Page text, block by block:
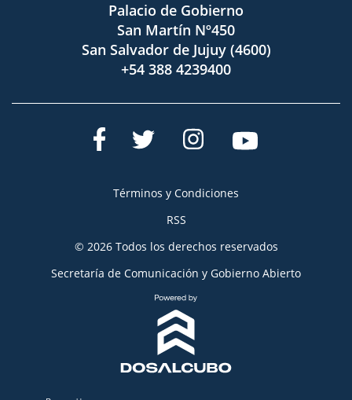
Palacio de Gobierno
San Martín Nº450
San Salvador de Jujuy (4600)
+54 388 4239400
Términos y Condiciones
RSS
© 2026 Todos los derechos reservados
Secretaría de Comunicación y Gobierno Abierto